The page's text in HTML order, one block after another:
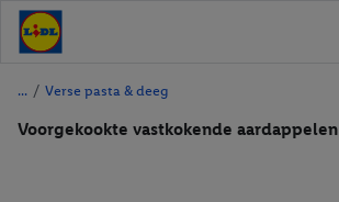
/ Verse pasta & deeg
Voorgekookte vastkokende aardappelen